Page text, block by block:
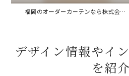
福岡のオーダーカーテンなら株式会社ロイヤル・インテリア
デザイン情報やイ
を紹介